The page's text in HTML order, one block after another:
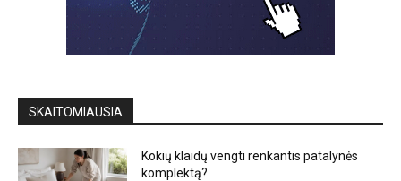
SKAITOMIAUSIA
Kokių klaidų vengti renkantis patalynės
komplektą?